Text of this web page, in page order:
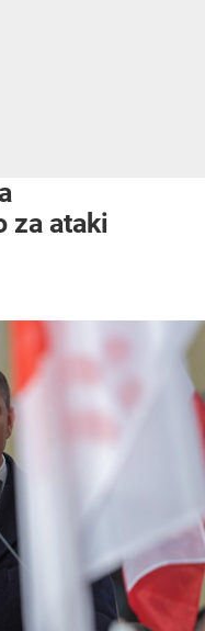
za ataki